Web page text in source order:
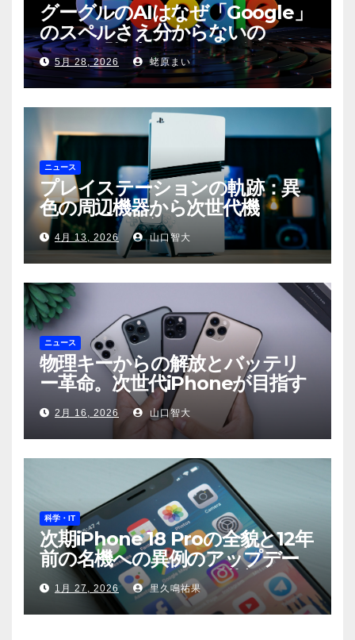
グーグルのAIはなぜ「Google」
のスペルさえ分からないの
か？〜「検索」から「回答」への
転換と、その裏側に潜む滑稽な現
実〜
5月 28, 2026 蛯原まい
ニュース
プレイステーションの軌跡：異
色の周辺機器から次世代機
「PS6」の展望まで
4月 13, 2026 山口智大
ニュース
物理キーからの解放とバッテリ
ー革命。次世代iPhoneが目指す
もの
2月 16, 2026 山口智大
科学・IT
次期iPhone 18 Proの全貌と12年
前の名機への異例のアップデー
ト——Appleが示す「革新」と
「責任」
1月 27, 2026 里久鳴祐果